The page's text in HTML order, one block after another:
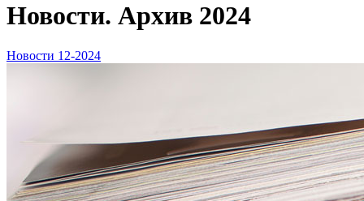
Новости. Архив 2024
Новости 12-2024